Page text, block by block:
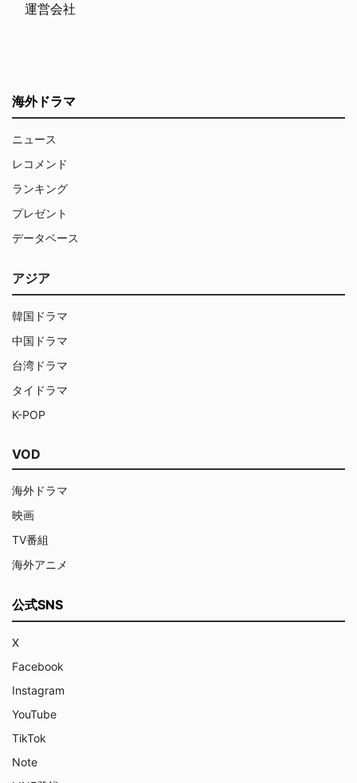
運営会社
海外ドラマ
ニュース
レコメンド
ランキング
プレゼント
データベース
アジア
韓国ドラマ
中国ドラマ
台湾ドラマ
タイドラマ
K-POP
VOD
海外ドラマ
映画
TV番組
海外アニメ
公式SNS
X
Facebook
Instagram
YouTube
TikTok
Note